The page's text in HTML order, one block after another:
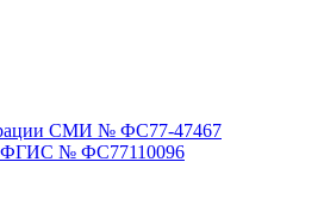
СМИ № ФС77-47467
ФГИС № ФС77110096